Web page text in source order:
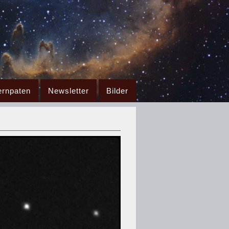
Newsletter Bilder